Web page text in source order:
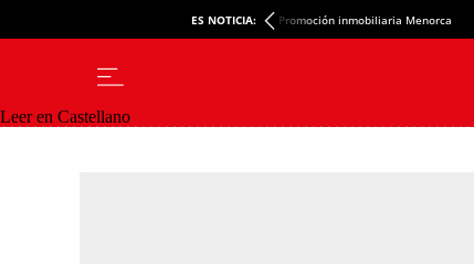
ES NOTICIA: Promoción inmobiliaria Menorca
Leer en Castellano